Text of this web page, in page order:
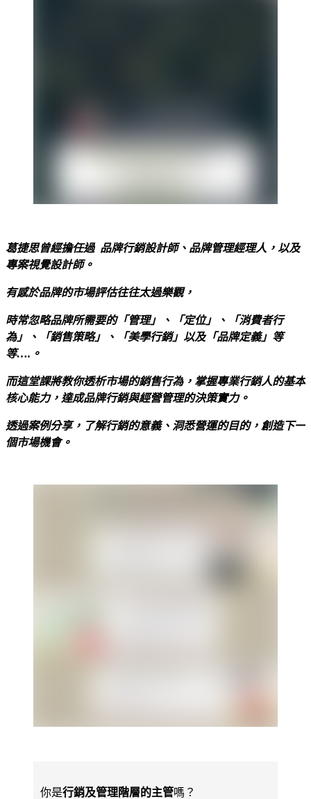
葛捷思曾經擔任過 品牌行銷設計師、品牌管理經理人，以及
專案視覺設計師。
有感於品牌的市場評估往往太過樂觀，
時常忽略品牌所需要的「管理」、「定位」、「消費者行
為」、「銷售策略」、「美學行銷」以及「品牌定義」等
等….。
而這堂課將教你透析市場的銷售行為，掌握專業行銷人的基本
核心能力，達成品牌行銷與經營管理的決策實力。
透過案例分享，了解行銷的意義、洞悉營運的目的，創造下一
個市場機會。
你是行銷及管理階層的主管嗎？